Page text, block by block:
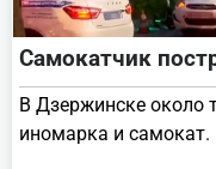
Самокатчик
В Дзержинске около
иномарка и самокат.